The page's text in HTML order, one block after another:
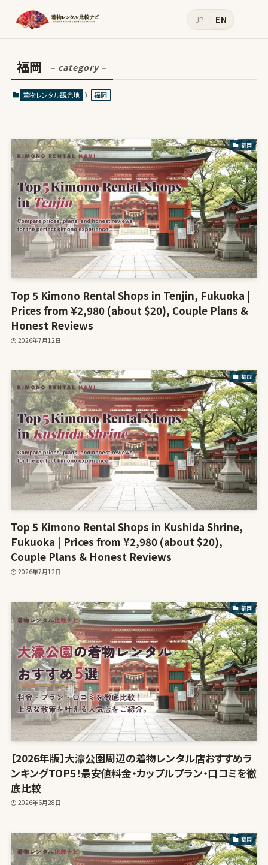
JP EN
福岡 – category –
着物レンタル観光地 福岡
福岡
Top 5 Kimono Rental Shops in Tenjin, Fukuoka |
Prices from ¥2,980 (about $20), Couple Plans &
Honest Reviews
2026年7月12日
福岡
Top 5 Kimono Rental Shops in Kushida Shrine,
Fukuoka | Prices from ¥2,980 (about $20),
Couple Plans & Honest Reviews
2026年7月12日
福岡
【2026年版】大濠公園周辺の着物レンタル店おすすめラ
ンキングTOP5！最安値料金・カップルプラン・口コミを徹
底比較
2026年6月28日
福岡